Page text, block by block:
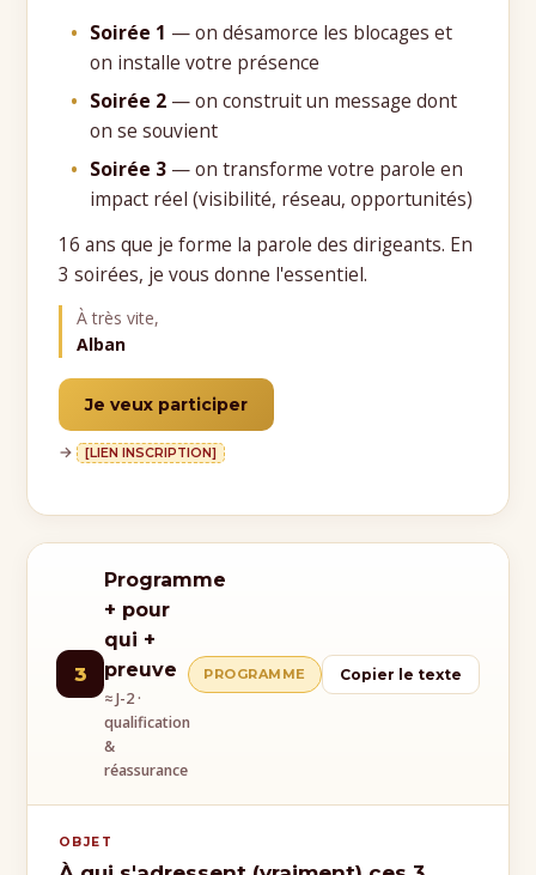
Soirée 1 — on désamorce les blocages et
on installe votre présence
Soirée 2 — on construit un message dont
on se souvient
Soirée 3 — on transforme votre parole en
impact réel (visibilité, réseau, opportunités)
16 ans que je forme la parole des dirigeants. En
3 soirées, je vous donne l'essentiel.
À très vite,
Alban
Je veux participer
→ [LIEN INSCRIPTION]
3
Programme
+ pour
qui +
preuve
≈ J-2 ·
qualification
&
réassurance
PROGRAMME Copier le texte
OBJET